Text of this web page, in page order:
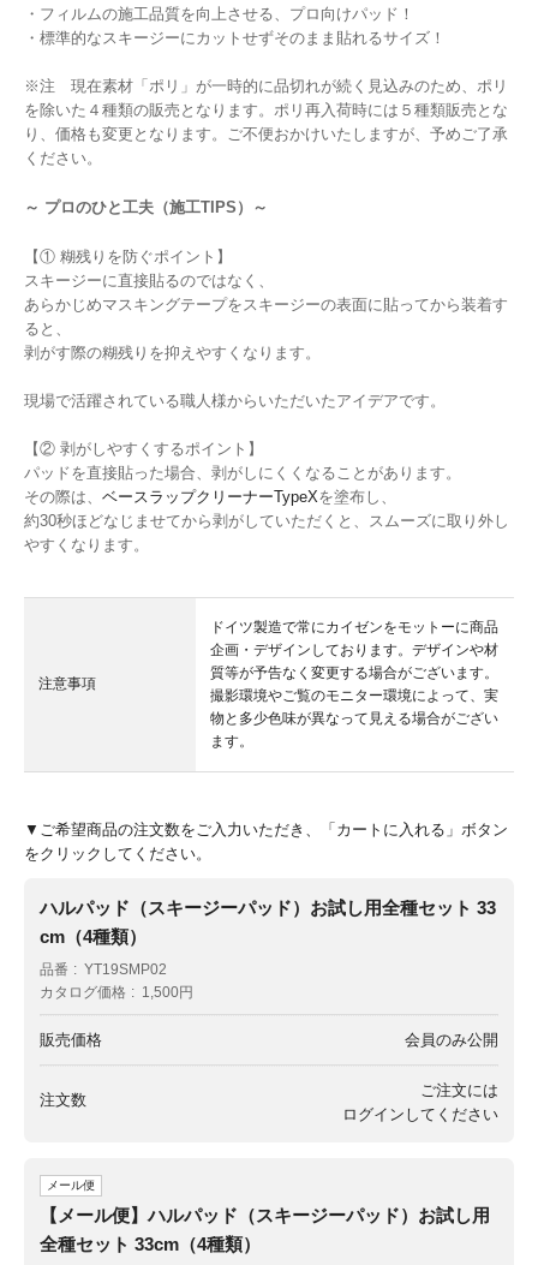
・フィルムの施工品質を向上させる、プロ向けパッド！
・標準的なスキージーにカットせずそのまま貼れるサイズ！
※注 現在素材「ポリ」が一時的に品切れが続く見込みのため、ポリ
を除いた４種類の販売となります。ポリ再入荷時には５種類販売とな
り、価格も変更となります。ご不便おかけいたしますが、予めご了承
ください。
～ プロのひと工夫（施工TIPS）～
【① 糊残りを防ぐポイント】
スキージーに直接貼るのではなく、
あらかじめマスキングテープをスキージーの表面に貼ってから装着す
ると、
剥がす際の糊残りを抑えやすくなります。
現場で活躍されている職人様からいただいたアイデアです。
【② 剥がしやすくするポイント】
パッドを直接貼った場合、剥がしにくくなることがあります。
その際は、 ベースラップクリーナーTypeXを塗布し、
約30秒ほどなじませてから剥がしていただくと、スムーズに取り外し
やすくなります。
注意事項
ドイツ製造で常にカイゼンをモットーに商品
企画・デザインしております。デザインや材
質等が予告なく変更する場合がございます。
撮影環境やご覧のモニター環境によって、実
物と多少色味が異なって見える場合がござい
ます。
▼ご希望商品の注文数をご入力いただき、「カートに入れる」ボタン
をクリックしてください。
ハルパッド（スキージーパッド）お試し用全種セット 33
cm（4種類）
品番
YT19SMP02
カタログ価格
1,500円
販売価格 会員のみ公開
注文数
ご注文には
ログイン してください
メール便
【メール便】ハルパッド（スキージーパッド）お試し用
全種セット 33cm（4種類）